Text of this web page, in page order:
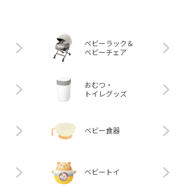
ベビーラック＆
ベビーチェア
おむつ・
トイレグッズ
ベビー食器
ベビートイ